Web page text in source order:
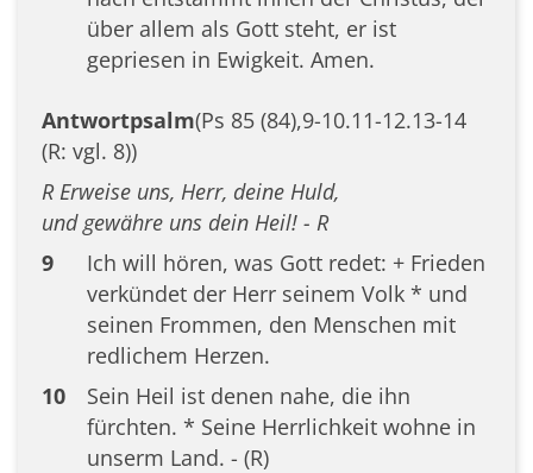
über allem als Gott steht, er ist
gepriesen in Ewigkeit. Amen.
Antwortpsalm(Ps 85 (84),9-10.11-12.13-14
(R: vgl. 8))
R Erweise uns, Herr, deine Huld,
und gewähre uns dein Heil! - R
9
Ich will hören, was Gott redet: + Frieden
verkündet der Herr seinem Volk * und
seinen Frommen, den Menschen mit
redlichem Herzen.
10
Sein Heil ist denen nahe, die ihn
fürchten. * Seine Herrlichkeit wohne in
unserm Land. - (R)